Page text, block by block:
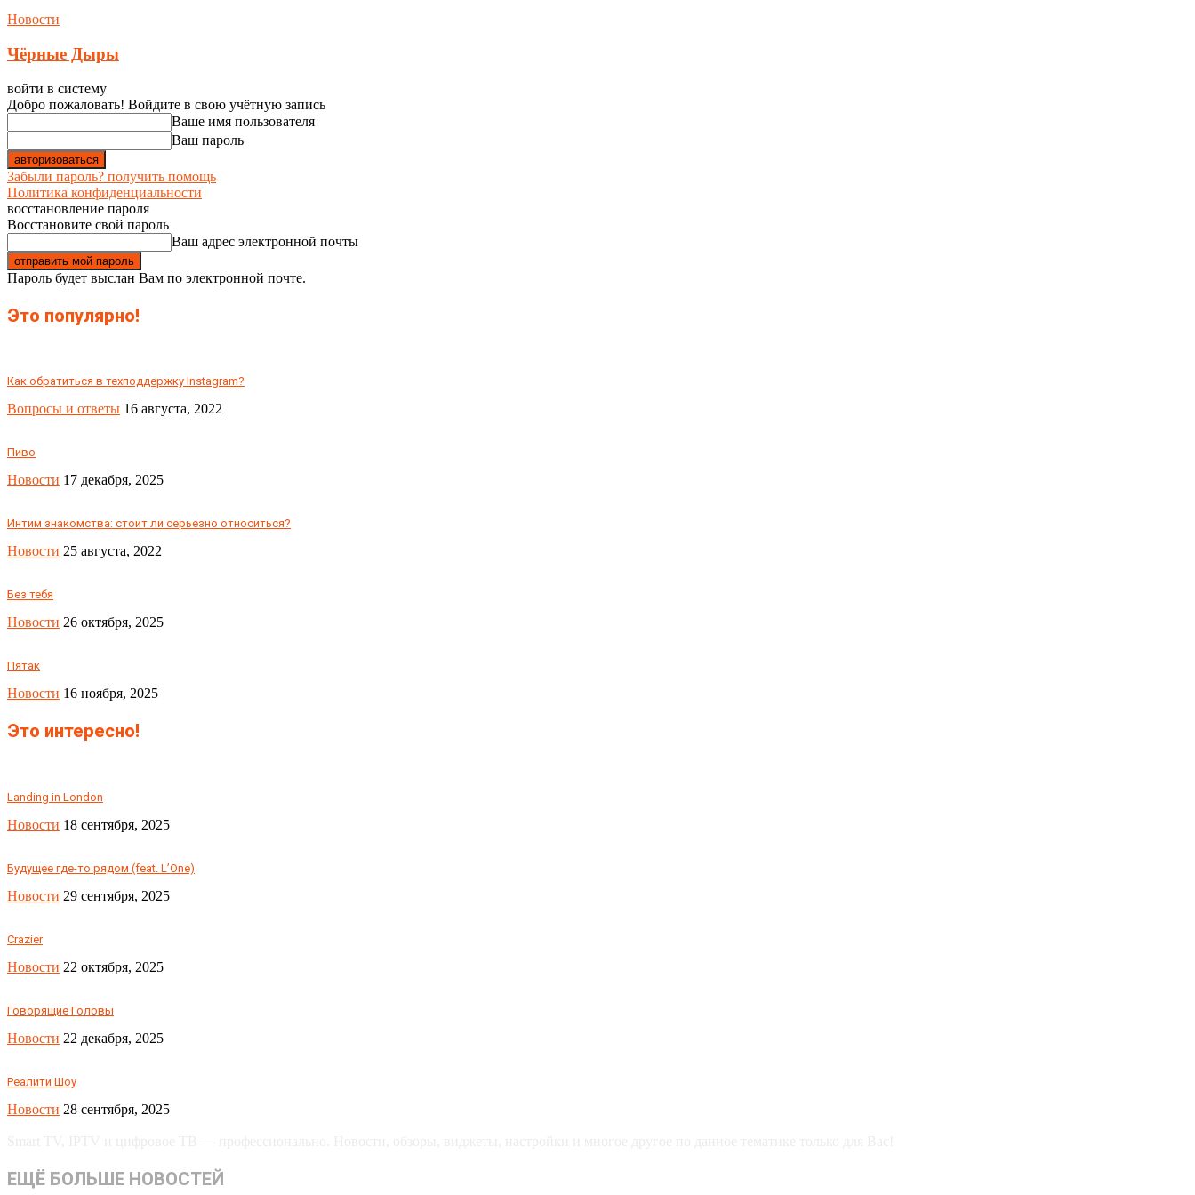
Новости
Чёрные Дыры
войти в систему
Добро пожаловать! Войдите в свою учётную запись
Ваше имя пользователя
Ваш пароль
Забыли пароль? получить помощь
Политика конфиденциальности
восстановление пароля
Восстановите свой пароль
Ваш адрес электронной почты
Пароль будет выслан Вам по электронной почте.
Это популярно!
Как обратиться в техподдержку Instagram?
Вопросы и ответы 16 августа, 2022
Пиво
Новости 17 декабря, 2025
Интим знакомства: стоит ли серьезно относиться?
Новости 25 августа, 2022
Без тебя
Новости 26 октября, 2025
Пятак
Новости 16 ноября, 2025
Это интересно!
Landing in London
Новости 18 сентября, 2025
Будущее где-то рядом (feat. L’One)
Новости 29 сентября, 2025
Crazier
Новости 22 октября, 2025
Говорящие Головы
Новости 22 декабря, 2025
Реалити Шоу
Новости 28 сентября, 2025
ЕЩЁ БОЛЬШЕ НОВОСТЕЙ